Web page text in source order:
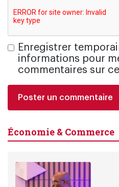
Enregistrer
informations pour
commentaires sur
Économie & Commerce